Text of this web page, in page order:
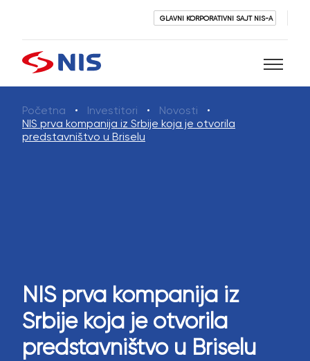
GLAVNI KORPORATIVNI SAJT NIS-A
Pretraži
Početna Investitori
Novosti
NIS prva kompanija iz Srbije koja je otvorila
predstavništvo u Briselu
NIS prva kompanija iz
Srbije koja je otvorila
predstavništvo u Briselu